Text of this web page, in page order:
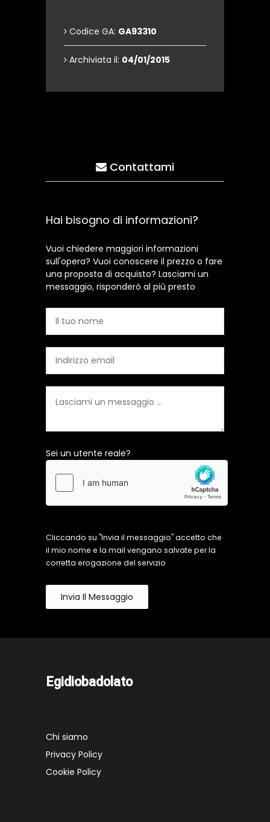
Codice GA: GA93310
Archiviata il: 04/01/2015
Contattami
Hai bisogno di informazioni?
Vuoi chiedere maggiori informazioni
sull'opera? Vuoi conoscere il prezzo o fare
una proposta di acquisto? Lasciami un
messaggio, risponderò al più presto
Sei un utente reale?
Cliccando su "Invia il messaggio" accetto che
il mio nome e la mail vengano salvate per la
corretta erogazione del servizio
Invia Il Messaggio
Egidiobadolato
Chi siamo
Privacy Policy
Cookie Policy